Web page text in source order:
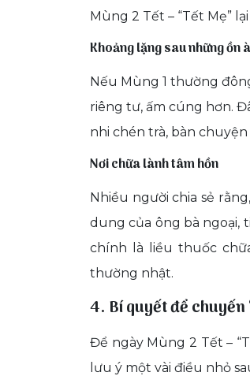
Mùng 2 Tết – “Tết Mẹ”
Khoảng lặng sau những ồn
Nếu Mùng 1 thường
riêng tư, ấm cúng hơn.
nhi chén trà, bàn
Nơi chữa lành tâm hồn
Nhiều người chia sẻ
dung của ông bà ngoại,
chính là liều thuốc
thường nhật.
4. Bí quyết để chuyến
Để ngày Mùng 2 Tết –
lưu ý một vài điều nhỏ